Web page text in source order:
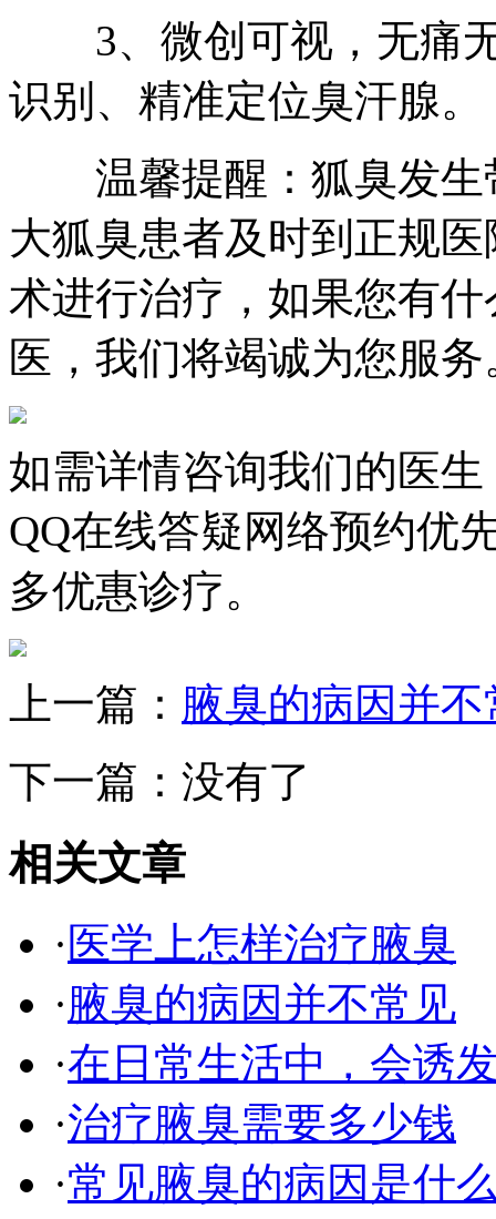
3、微创可视，无痛无
识别、精准定位臭汗腺。
温馨提醒：狐臭发生
大狐臭患者及时到正规
术进行治疗，如果您有
医，我们将竭诚为您服务
如需详情咨询我们的医生
QQ在线答疑网络预约优
多优惠诊疗。
上一篇： 腋臭的病因并不
下一篇：没有了
相关文章
· 医学上怎样治疗腋臭
·腋臭的病因并不常见
·在日常生活中，会诱
·治疗腋臭需要多少钱
·常见腋臭的病因是什